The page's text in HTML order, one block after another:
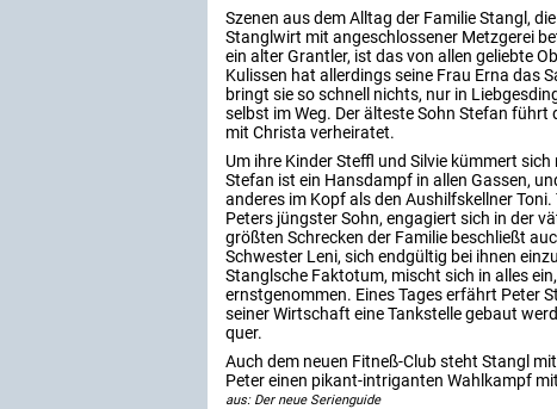
Szenen aus dem Alltag der Familie Stangl,
Stanglwirt mit angeschlossener Metzgerei
ein alter Grantler, ist das von allen geliebte
Kulissen hat allerdings seine Frau Erna das
bringt sie so schnell nichts, nur in
selbst im Weg. Der älteste Sohn Stefan führt
mit Christa verheiratet.
Um ihre Kinder Steffl und Silvie kümmert sich
Stefan ist ein Hansdampf in allen Gassen,
anderes im Kopf als den Aushilfskellner
Peters jüngster Sohn, engagiert sich in der
größten Schrecken der Familie beschließt
Schwester Leni, sich endgültig bei ihnen
Stanglsche Faktotum, mischt sich in alles
ernstgenommen. Eines Tages erfährt Peter
seiner Wirtschaft eine Tankstelle gebaut
quer.
Auch dem neuen Fitneß-Club steht Stangl
Peter einen pikant-intriganten Wahlkampf
aus: Der neue Serienguide